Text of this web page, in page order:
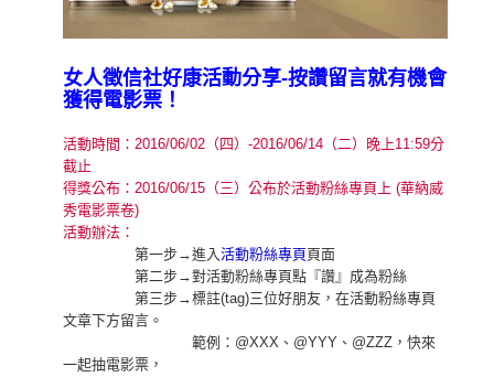
女人徵信社好康活動分享-按讚留言就有機會
獲得電影票！
活動時間：2016/06/02（四）-2016/06/14（二）晚上11:59分
截止
得獎公布：2016/06/15（三）公布於活動粉絲專頁上 (華納威
秀電影票卷)
活動辦法：
第一步→進入活動粉絲專頁頁面
第二步→對活動粉絲專頁點『讚』成為粉絲
第三步→標註(tag)三位好朋友，在活動粉絲專頁
文章下方留言。
範例：@XXX、@YYY、@ZZZ，快來
一起抽電影票，